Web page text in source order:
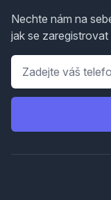
Nechte nám na
jak se
Telefon